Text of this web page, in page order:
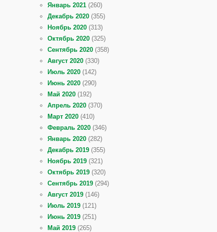
Январь 2021 (260)
Декабрь 2020 (355)
Ноябрь 2020 (313)
Октябрь 2020 (325)
Сентябрь 2020 (358)
Август 2020 (330)
Июль 2020 (142)
Июнь 2020 (290)
Май 2020 (192)
Апрель 2020 (370)
Март 2020 (410)
Февраль 2020 (346)
Январь 2020 (282)
Декабрь 2019 (355)
Ноябрь 2019 (321)
Октябрь 2019 (320)
Сентябрь 2019 (294)
Август 2019 (146)
Июль 2019 (121)
Июнь 2019 (251)
Май 2019 (265)